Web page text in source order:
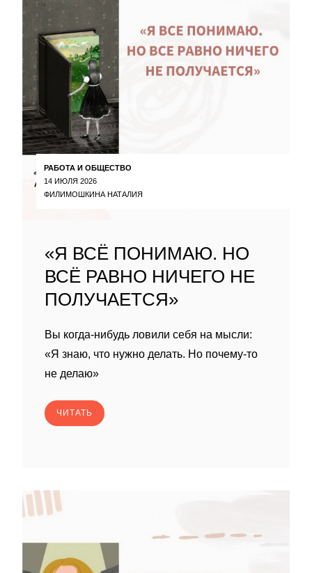
РАБОТА И ОБЩЕСТВО
14 ИЮЛЯ 2026
ФИЛИМОШКИНА НАТАЛИЯ
«Я ВСЁ ПОНИМАЮ. НО
ВСЁ РАВНО НИЧЕГО НЕ
ПОЛУЧАЕТСЯ»
Вы когда-нибудь ловили себя на мысли:
«Я знаю, что нужно делать. Но почему-то
не делаю»
ЧИТАТЬ